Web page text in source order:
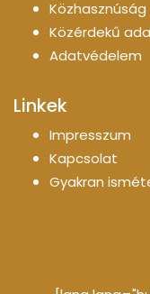
Közhasznúság
Közérdekű
Adatvédelem
Linkek
Impresszum
Kapcsolat
Gyakran